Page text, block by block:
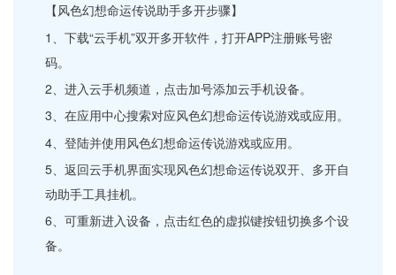
【风色幻想命运传说助手多开步骤】
1、下载“云手机”双开多开软件，打开APP注册账号密
码。
2、进入云手机频道，点击加号添加云手机设备。
3、在应用中心搜索对应风色幻想命运传说游戏或应用。
4、登陆并使用风色幻想命运传说游戏或应用。
5、返回云手机界面实现风色幻想命运传说双开、多开自
动助手工具挂机。
6、可重新进入设备，点击红色的虚拟键按钮切换多个设
备。